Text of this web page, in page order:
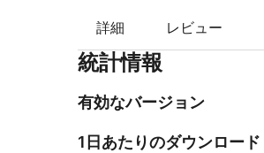
詳細 レビュー
統計情報
有効なバージョン
1日あたりのダウンロード